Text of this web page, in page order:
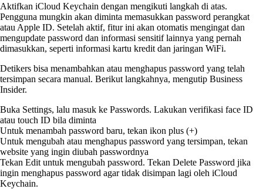
Aktifkan iCloud Keychain dengan mengikuti langkah di atas.
Pengguna mungkin akan diminta memasukkan password perangkat
atau Apple ID. Setelah aktif, fitur ini akan otomatis mengingat dan
mengupdate password dan informasi sensitif lainnya yang pernah
dimasukkan, seperti informasi kartu kredit dan jaringan WiFi.
Detikers bisa menambahkan atau menghapus password yang telah
tersimpan secara manual. Berikut langkahnya, mengutip Business
Insider.
Buka Settings, lalu masuk ke Passwords. Lakukan verifikasi face ID
atau touch ID bila diminta
Untuk menambah password baru, tekan ikon plus (+)
Untuk mengubah atau menghapus password yang tersimpan, tekan
website yang ingin diubah passwordnya
Tekan Edit untuk mengubah password. Tekan Delete Password jika
ingin menghapus password agar tidak disimpan lagi oleh iCloud
Keychain.